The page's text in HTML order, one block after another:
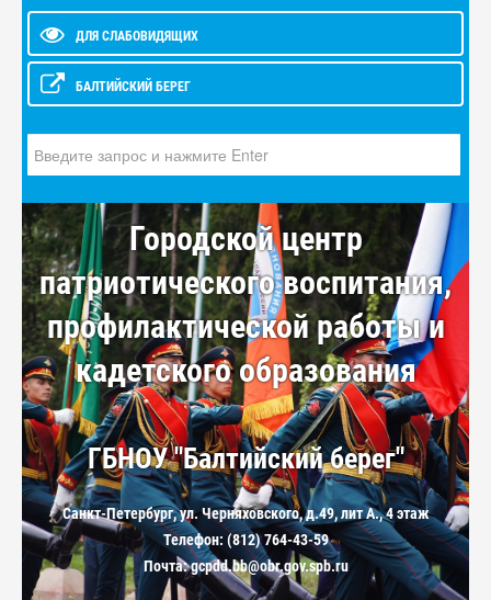
ДЛЯ СЛАБОВИДЯЩИХ
БАЛТИЙСКИЙ БЕРЕГ
Городской центр
патриотического воспитания,
профилактической работы и
кадетского образования
ГБНОУ "Балтийский берег"
Санкт-Петербург, ул. Черняховского, д.49, лит А., 4 этаж
Телефон: (812) 764-43-59
Почта: gcpdd.bb@obr.gov.spb.ru